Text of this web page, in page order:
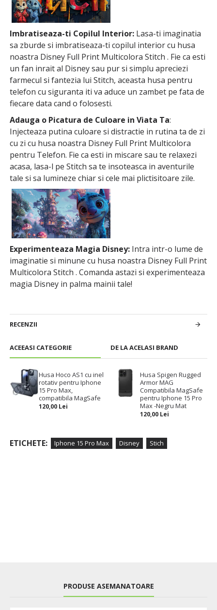
ACEEASI CATEGORIE DE LA ACELASI BRAND
Husa Hoco AS1 cu inel
rotativ pentru Iphone
15 Pro Max,
compatibila MagSafe
120,00 Lei
Husa Spigen Rugged
Armor MAG
Compatibila MagSafe
pentru Iphone 15 Pro
Max -Negru Mat
120,00 Lei
Imbratiseaza-ti Copilul Interior: Lasa-ti imaginatia
sa zburde si imbratiseaza-ti copilul interior cu husa
noastra Disney Full Print Multicolora Stitch . Fie ca esti
un fan inrait al Disney sau pur si simplu apreciezi
farmecul si fantezia lui Stitch, aceasta husa pentru
telefon cu siguranta iti va aduce un zambet pe fata de
fiecare data cand o folosesti.
Adauga o Picatura de Culoare in Viata Ta:
Injecteaza putina culoare si distractie in rutina ta de zi
cu zi cu husa noastra Disney Full Print Multicolora
pentru Telefon. Fie ca esti in miscare sau te relaxezi
acasa, lasa-l pe Stitch sa te insoteasca in aventurile
tale si sa lumineze chiar si cele mai plictisitoare zile.
Experimenteaza Magia Disney: Intra intr-o lume de
imaginatie si minune cu husa noastra Disney Full Print
Multicolora Stitch . Comanda astazi si experimenteaza
magia Disney in palma mainii tale!
RECENZII
ETICHETE: Iphone 15 Pro Max Disney Stich
PRODUSE ASEMANATOARE